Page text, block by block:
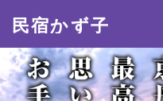
民宿かず子